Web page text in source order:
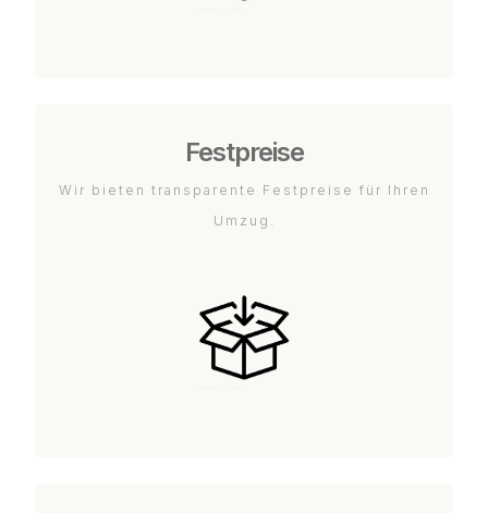
Festpreise
Wir bieten transparente Festpreise für Ihren
Umzug.